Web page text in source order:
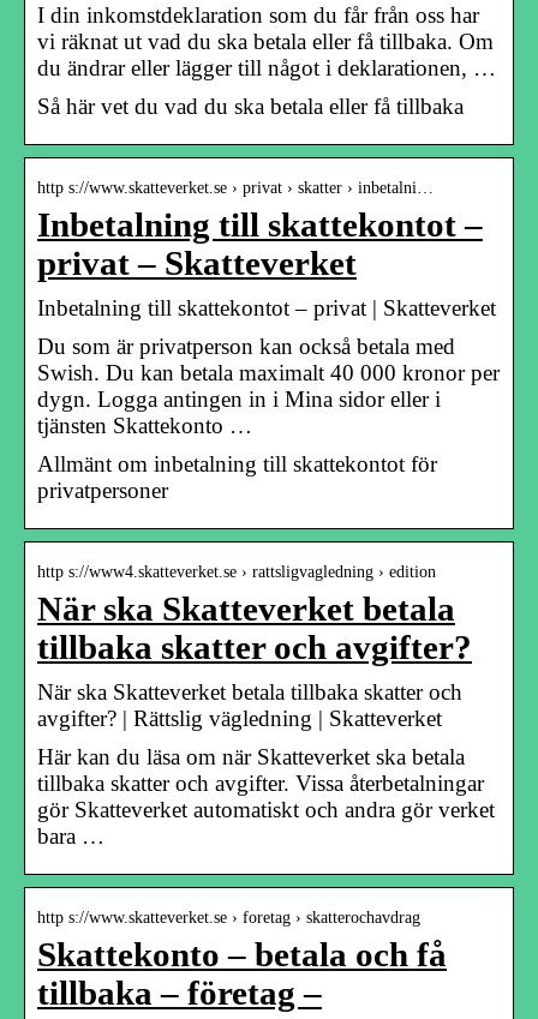
I din inkomstdeklaration som du får från oss har
vi räknat ut vad du ska betala eller få tillbaka. Om
du ändrar eller lägger till något i deklarationen, …
Så här vet du vad du ska betala eller få tillbaka
http s://www.skatteverket.se › privat › skatter › inbetalni…
Inbetalning till skattekontot –
privat – Skatteverket
Inbetalning till skattekontot – privat | Skatteverket
Du som är privatperson kan också betala med
Swish. Du kan betala maximalt 40 000 kronor per
dygn. Logga antingen in i Mina sidor eller i
tjänsten Skattekonto …
Allmänt om inbetalning till skattekontot för
privatpersoner
http s://www4.skatteverket.se › rattsligvagledning › edition
När ska Skatteverket betala
tillbaka skatter och avgifter?
När ska Skatteverket betala tillbaka skatter och
avgifter? | Rättslig vägledning | Skatteverket
Här kan du läsa om när Skatteverket ska betala
tillbaka skatter och avgifter. Vissa återbetalningar
gör Skatteverket automatiskt och andra gör verket
bara …
http s://www.skatteverket.se › foretag › skatterochavdrag
Skattekonto – betala och få
tillbaka – företag –